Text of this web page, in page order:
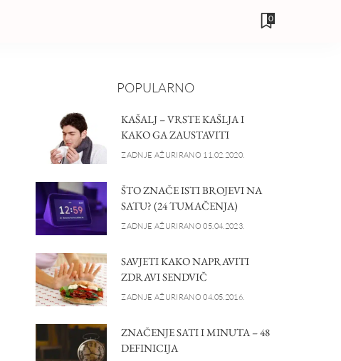
0
POPULARNO
KAŠALJ – VRSTE KAŠLJA I
KAKO GA ZAUSTAVITI
ZADNJE AŽURIRANO 11.02.2020.
ŠTO ZNAČE ISTI BROJEVI NA
SATU? (24 TUMAČENJA)
ZADNJE AŽURIRANO 05.04.2023.
SAVJETI KAKO NAPRAVITI
ZDRAVI SENDVIČ
ZADNJE AŽURIRANO 04.05.2016.
ZNAČENJE SATI I MINUTA – 48
DEFINICIJA